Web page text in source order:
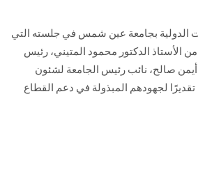
الدولية بجامعة عين شمس في جلسته التي
10 يونيو كلاً من الأستاذ الدكتور محمود المتيني، رئيس
أيمن صالح، نائب رئيس الجامعة لشئون
تقديرًا لجهودهم المبذولة في دعم القطاع